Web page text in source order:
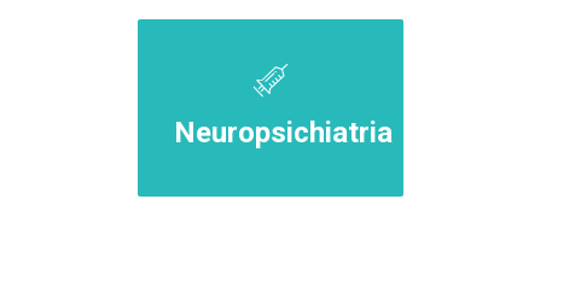
Neuropsichiatria